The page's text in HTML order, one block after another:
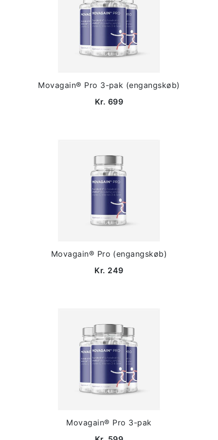
Movagain® Pro 3-pak (engangskøb)
Kr. 699
Movagain® Pro (engangskøb)
Kr. 249
Movagain® Pro 3-pak